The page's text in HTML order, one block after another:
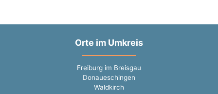
Orte im Umkreis
Freiburg im Breisgau
Donaueschingen
Waldkirch